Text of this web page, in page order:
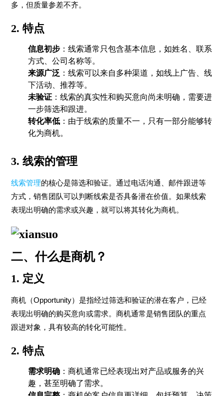
多，但质量参差不齐。
2. 特点
信息初步 ：线索通常只包含基本信息，如姓名、联系
方式、公司名称等。
来源广泛 ：线索可以来自多种渠道，如线上广告、线
下活动、推荐等。
未验证 ：线索的真实性和购买意向尚未明确，需要进
一步筛选和跟进。
转化率低 ：由于线索的质量不一，只有一部分能够转
化为商机。
3. 线索的管理
线索管理的核心是筛选和验证。通过电话沟通、邮件跟进等
方式，销售团队可以判断线索是否具备潜在价值。如果线索
表现出明确的需求或兴趣，就可以将其转化为商机。
二、什么是商机？
1. 定义
商机（Opportunity）是指经过筛选和验证的潜在客户，已经
表现出明确的购买意向或需求。商机通常是销售团队的重点
跟进对象，具有较高的转化可能性。
2. 特点
需求明确 ：商机通常已经表现出对产品或服务的兴
趣，甚至明确了需求。